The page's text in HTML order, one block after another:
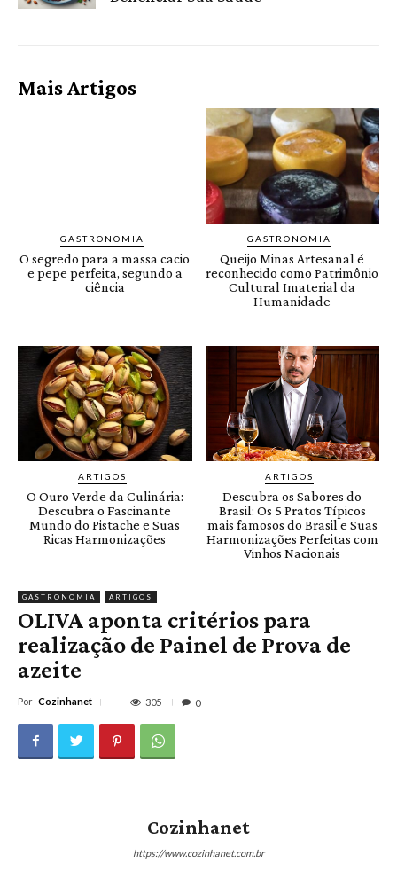
Mais Artigos
GASTRONOMIA
O segredo para a massa cacio
e pepe perfeita, segundo a
ciência
GASTRONOMIA
Queijo Minas Artesanal é
reconhecido como Patrimônio
Cultural Imaterial da
Humanidade
ARTIGOS
O Ouro Verde da Culinária:
Descubra o Fascinante
Mundo do Pistache e Suas
Ricas Harmonizações
ARTIGOS
Descubra os Sabores do
Brasil: Os 5 Pratos Típicos
mais famosos do Brasil e Suas
Harmonizações Perfeitas com
Vinhos Nacionais